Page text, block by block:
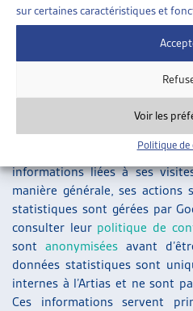
sur certaines caractéristiques et
Voir les
Politique de
édité par l’Artias ;
la gestion des enquêtes et
la réalisation et l’analyse
L’utilisateur accepte le fait que
informations liées à ses
manière générale, ses actions
statistiques sont gérées par
consulter leur politique de
sont anonymiséesavant
données statistiques sont
internes à l’Artias et ne sont
Ces informations servent